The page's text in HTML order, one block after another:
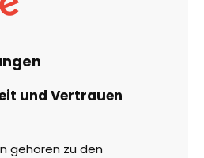
und Vertrauen
gehören zu den